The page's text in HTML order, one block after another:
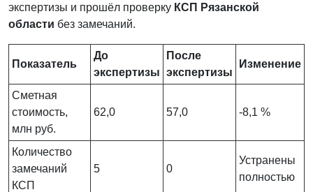
экспертизы и прошёл проверку КСП Рязанской
области без замечаний.
Показатель
До
экспертизы
После
экспертизы
Изменение
Сметная
стоимость,
млн руб.
62,0 57,0 -8,1 %
Количество
замечаний
КСП
5 0
Устранены
полностью